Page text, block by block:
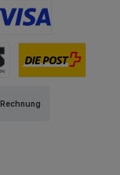
Rechnung